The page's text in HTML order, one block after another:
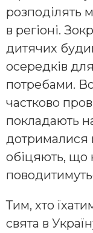
розподілять
в регіоні.
дитячих
осередків
потребами.
частково
покладають
дотрималися
обіцяють, що
Тим, хто
свята в